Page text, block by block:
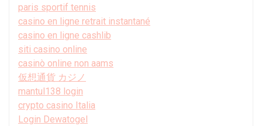
paris sportif tennis
casino en ligne retrait instantané
casino en ligne cashlib
siti casino online
casinò online non aams
仮想通貨 カジノ
mantul138 login
crypto casino Italia
Login Dewatogel